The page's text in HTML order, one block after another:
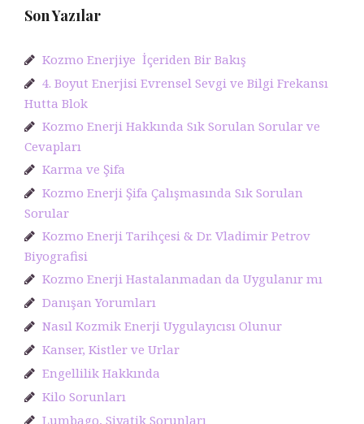
Son Yazılar
Kozmo Enerjiye İçeriden Bir Bakış
4. Boyut Enerjisi Evrensel Sevgi ve Bilgi Frekansı
Hutta Blok
Kozmo Enerji Hakkında Sık Sorulan Sorular ve
Cevapları
Karma ve Şifa
Kozmo Enerji Şifa Çalışmasında Sık Sorulan
Sorular
Kozmo Enerji Tarihçesi & Dr. Vladimir Petrov
Biyografisi
Kozmo Enerji Hastalanmadan da Uygulanır mı
Danışan Yorumları
Nasıl Kozmik Enerji Uygulayıcısı Olunur
Kanser, Kistler ve Urlar
Engellilik Hakkında
Kilo Sorunları
Lumbago, Siyatik Sorunları